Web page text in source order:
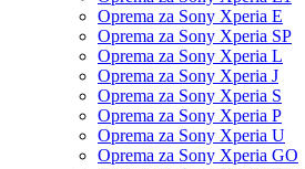
Oprema za Sony Xperia E
Oprema za Sony Xperia SP
Oprema za Sony Xperia L
Oprema za Sony Xperia J
Oprema za Sony Xperia S
Oprema za Sony Xperia P
Oprema za Sony Xperia U
Oprema za Sony Xperia GO